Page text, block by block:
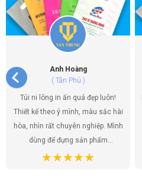
Anh Hoàng
( Tân Phú )
Túi ni lông in ấn quá đẹp luôn!
Thiết kế theo ý mình, màu sắc hài
hòa, nhìn rất chuyên nghiệp. Mình
dùng để đựng sản phẩm
handmade của shop, khách hàng